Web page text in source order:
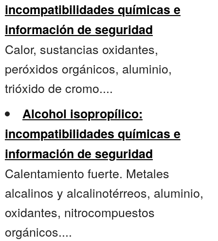
incompatibilidades químicas e
información de seguridad
Calor, sustancias oxidantes,
peróxidos orgánicos, aluminio,
trióxido de cromo....
Alcohol isopropílico:
incompatibilidades químicas e
información de seguridad
Calentamiento fuerte. Metales
alcalinos y alcalinotérreos, aluminio,
oxidantes, nitrocompuestos
orgánicos....